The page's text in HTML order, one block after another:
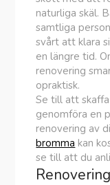
naturliga skäl.
samtliga
svårt att klara
en längre tid.
renovering
opraktisk.
Se till att
genomföra en
renovering av
bromma kan
se till att du